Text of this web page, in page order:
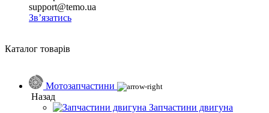
support@temo.ua
Зв’язатись
Каталог товарів
Мотозапчастини
Назад
Запчастини двигуна